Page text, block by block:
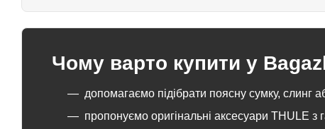
Чому варто купити у
допомагаємо підібрати поясну сумку, слинг
пропонуємо оригінальні аксесуари THULE з